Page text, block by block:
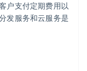
户支付定期费用以
发服务和云服务是